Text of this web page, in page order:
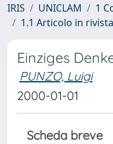
IRIS UNICLAM
1
1.1 Articolo in rivista
Einziges
PUNZO, Luigi
2000-01-01
Scheda breve